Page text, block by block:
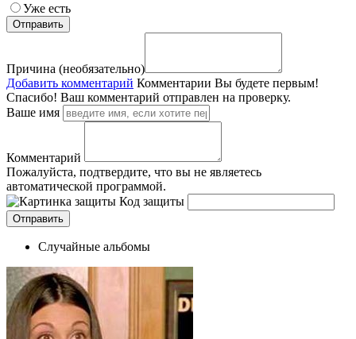
Уже есть
Причина (необязательно)
Добавить комментарий Комментарии Вы будете первым!
Спасибо! Ваш комментарий отправлен на проверку.
Ваше имя
Комментарий
Пожалуйста, подтвердите, что вы не являетесь
автоматической программой.
Код защиты
Случайные альбомы